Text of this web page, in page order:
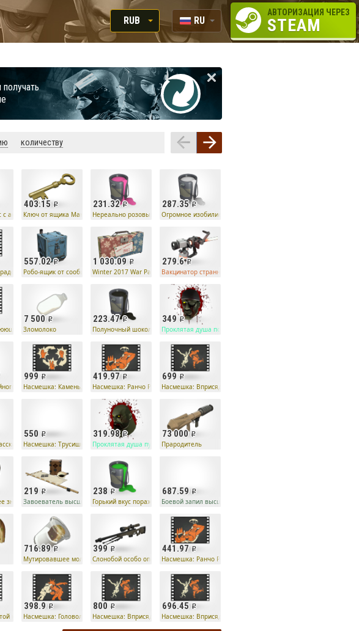
RUB
RUB
USD
EUR
RU
EN
АВТОРИЗАЦИЯ ЧЕРЕЗ
STEAM
получать
количеству
аксессуарами
403.15
Ключ от ящика Манн Ко
231.32
Нереально розовый
287.35
Огромное изобилие оттенков
557.02
Робо-ящик от сообщества, тираж #58
1 030.09
Winter 2017 War Paint Case
279.6
Вакцинатор странного типа
головорезы
7 500
Зломолоко
223.47
Полуночный шоколад
349
Проклятая душа подрывника призрачного вида
убийцы
999
Насмешка: Камень, ножницы, бумага
419.97
Насмешка: Ранчо Релаксо
699
Насмешка: Вприсядку
трюк
550
Насмешка: Трусишка!
319.98
Проклятая душа пулеметчика призрачного вида
73 000
Прародитель
знамя
219
Завоеватель высшей пробы
238
Горький вкус поражения и лайма
687.59
Боевой запил высшей пробы
716.89
Мутировавшее молоко
399
Слонобой особо опасного убийцы
441.97
Насмешка: Ранчо Релаксо
кувырок
398.9
Насмешка: Головоломка
800
Насмешка: Вприсядку
696.45
Насмешка: Вприсядку